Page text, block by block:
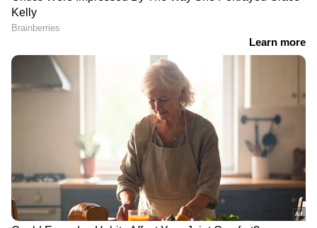
DOWNLOAD APP
RECOMMENDED STORIES